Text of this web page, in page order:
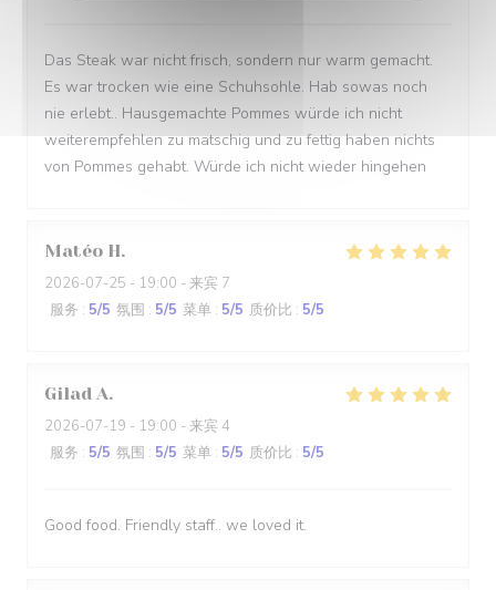
Das Steak war nicht frisch, sondern nur warm gemacht.
Es war trocken wie eine Schuhsohle. Hab sowas noch
nie erlebt.. Hausgemachte Pommes würde ich nicht
weiterempfehlen zu matschig und zu fettig haben nichts
von Pommes gehabt. Würde ich nicht wieder hingehen
Matéo H
2026-07-25 - 19:00 - 来宾 7
服务 : 5/5 氛围 : 5/5 菜单 : 5/5 质价比 : 5/5
Gilad A
2026-07-19 - 19:00 - 来宾 4
服务 : 5/5 氛围 : 5/5 菜单 : 5/5 质价比 : 5/5
Good food. Friendly staff.. we loved it.